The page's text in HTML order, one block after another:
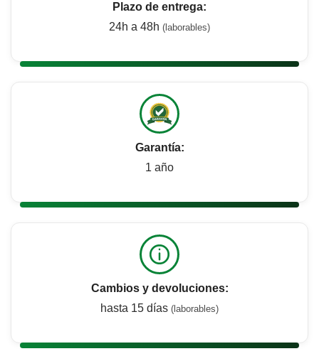
Plazo de entrega:
24h a 48h (laborables)
Garantía:
1 año
Cambios y devoluciones:
hasta 15 días (laborables)